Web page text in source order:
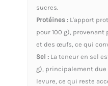
sucres.
Protéines : L'apport
pour 100 g),
et des œufs, ce qui
Sel : La teneur en sel
g), principalement due
levure, ce qui reste